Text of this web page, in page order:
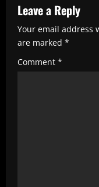
R
e
a
d
Leave a Reply
Your email address
are marked *
Comment *